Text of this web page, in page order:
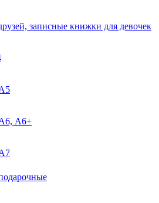
записные книжки для девочек
А6+